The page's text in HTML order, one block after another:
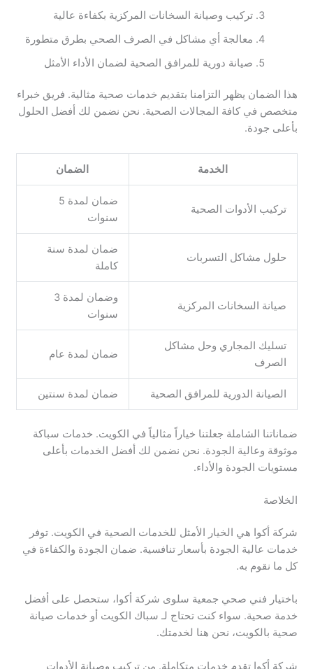
تركيب وصيانة السخانات المركزية بكفاءة عالية
معالجة أي مشاكل في الصرف الصحي بطرق متطورة
صيانة دورية للمرافق الصحية لضمان الأداء الأمثل
هذا الضمان يظهر التزامنا بتقديم خدمات صحية مثالية. فريق خبراء
متخصص في كافة المجالات الصحية. نحن نضمن لك أفضل الحلول
بأعلى جودة.
الخدمة الضمان
تركيب الأدوات الصحية
ضمان لمدة 5
سنوات
حلول مشاكل التسربات
ضمان لمدة سنة
كاملة
صيانة السخانات المركزية
وضمان لمدة 3
سنوات
تسليك المجاري وحل مشاكل
الصرف
ضمان لمدة عام
الصيانة الدورية للمرافق الصحية ضمان لمدة سنتين
ضماناتنا الشاملة جعلتنا خياراً مثالياً في الكويت. خدمات سباكة
موثوقة وعالية الجودة. نحن نضمن لك أفضل الخدمات بأعلى
مستويات الجودة والأداء.
الخلاصة
شركة أكوا هي الخيار الأمثل للخدمات الصحية في الكويت. توفر
خدمات عالية الجودة بأسعار تنافسية. ضمان الجودة والكفاءة في
كل ما نقوم به.
باختيار فني صحي جمعية سلوى شركة أكوا، ستحصل على أفضل
خدمة صحية. سواء كنت تحتاج لـ سباك الكويت أو خدمات صيانة
صحية بالكويت، نحن هنا لخدمتك.
شركة أكوا تقدم خدمات متكاملة. من تركيب وصيانة الأدوات